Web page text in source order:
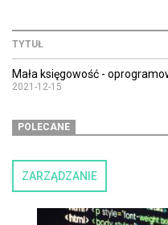
TYTUŁ
Mała księgowość -
2021-12-15
POLECANE
ZARZĄDZANIE